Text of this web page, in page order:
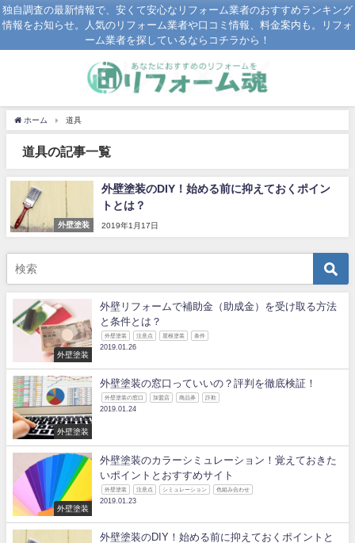
独自調査の最新情報で、安くて安心なリフォーム業者のおすすめランキング
情報をお知らせ。人気のリフォーム業者や口コミ情報、料金案内も。リフォ
ーム業者を探しているならコチラから！
ホーム 道具
道具の記事一覧
外壁塗装
外壁塗装のDIY！始める前に抑えておくポイン
トとは？
2019年1月17日
外壁塗装
外壁リフォームで補助金（助成金）を受け取る方法
と条件とは？
外壁塗装 注意点 屋根塗装 条件
2019.01.26
外壁塗装
外壁塗装の窓口っていいの？評判を徹底検証！
外壁塗装の窓口 加盟店 商品券 詐欺
2019.01.24
外壁塗装
外壁塗装のカラーシミュレーション！覚えておきた
いポイントとおすすめサイト
外壁塗装 注意点 シミュレーション 色組み合わせ
2019.01.23
外壁塗装のDIY！始める前に抑えておくポイントと